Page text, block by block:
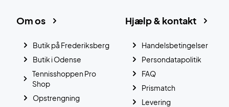
Hjælp & kontakt
Handelsbetingelser
Persondatapolitik
FAQ
Prismatch
Levering
Om os
Butik på Frederiksberg
Butik i Odense
Tennisshoppen Pro
Shop
Opstrengning